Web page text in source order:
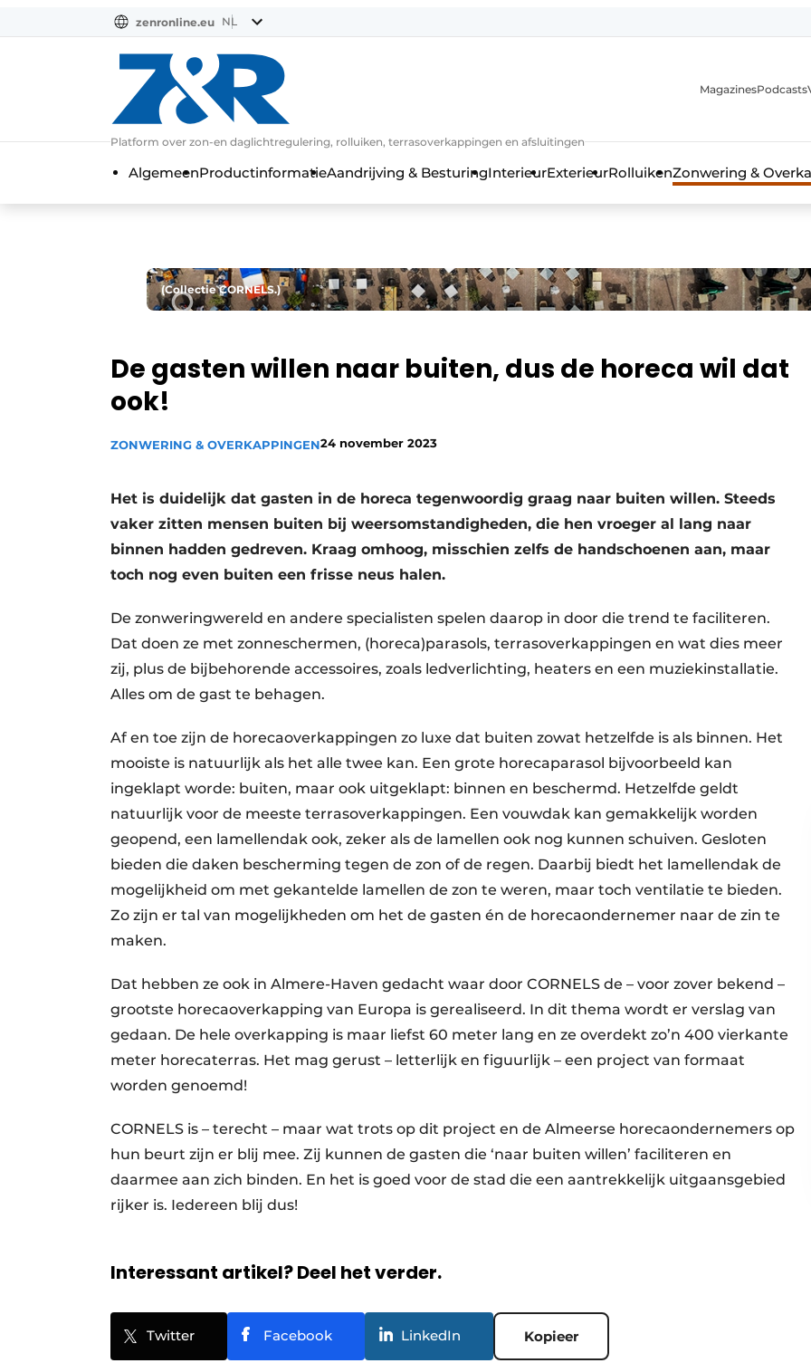
zenronline.eu NL
Platform over zon-en daglichtregulering, rolluiken, terrasoverkappingen en afsluitingen
MagazinesPodcasts
AlgemeenProductinformatieAandrijving & BesturingInterieurExterieurRolluikenZonwering &
(Collectie CORNELS.)
De gasten willen naar buiten, dus de horeca wil dat
ook!
ZONWERING & OVERKAPPINGEN24 november 2023
Het is duidelijk dat gasten in de horeca tegenwoordig graag naar buiten willen. Steeds
vaker zitten mensen buiten bij weersomstandigheden, die hen vroeger al lang naar
binnen hadden gedreven. Kraag omhoog, misschien zelfs de handschoenen aan, maar
toch nog even buiten een frisse neus halen.
De zonweringwereld en andere specialisten spelen daarop in door die trend te faciliteren.
Dat doen ze met zonneschermen, (horeca)parasols, terrasoverkappingen en wat dies meer
zij, plus de bijbehorende accessoires, zoals ledverlichting, heaters en een muziekinstallatie.
Alles om de gast te behagen.
Af en toe zijn de horecaoverkappingen zo luxe dat buiten zowat hetzelfde is als binnen. Het
mooiste is natuurlijk als het alle twee kan. Een grote horecaparasol bijvoorbeeld kan
ingeklapt worde: buiten, maar ook uitgeklapt: binnen en beschermd. Hetzelfde geldt
natuurlijk voor de meeste terrasoverkappingen. Een vouwdak kan gemakkelijk worden
geopend, een lamellendak ook, zeker als de lamellen ook nog kunnen schuiven. Gesloten
bieden die daken bescherming tegen de zon of de regen. Daarbij biedt het lamellendak de
mogelijkheid om met gekantelde lamellen de zon te weren, maar toch ventilatie te bieden.
Zo zijn er tal van mogelijkheden om het de gasten én de horecaondernemer naar de zin te
maken.
Dat hebben ze ook in Almere-Haven gedacht waar door CORNELS de – voor zover bekend –
grootste horecaoverkapping van Europa is gerealiseerd. In dit thema wordt er verslag van
gedaan. De hele overkapping is maar liefst 60 meter lang en ze overdekt zo’n 400 vierkante
meter horecaterras. Het mag gerust – letterlijk en figuurlijk – een project van formaat
worden genoemd!
CORNELS is – terecht – maar wat trots op dit project en de Almeerse horecaondernemers op
hun beurt zijn er blij mee. Zij kunnen de gasten die ‘naar buiten willen’ faciliteren en
daarmee aan zich binden. En het is goed voor de stad die een aantrekkelijk uitgaansgebied
rijker is. Iedereen blij dus!
Interessant artikel? Deel het verder.
Twitter Facebook LinkedIn Kopieer